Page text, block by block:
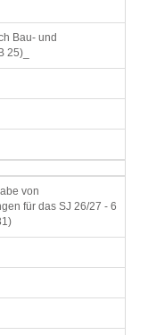
Bau- und
25)_
von
für das SJ 26/27 - 6